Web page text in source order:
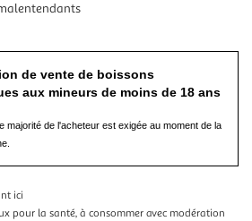
de vente de boissons
aux mineurs de moins de 18 ans
majorité de l'acheteur est exigée au moment de la
ici
pour la santé, à consommer avec modération